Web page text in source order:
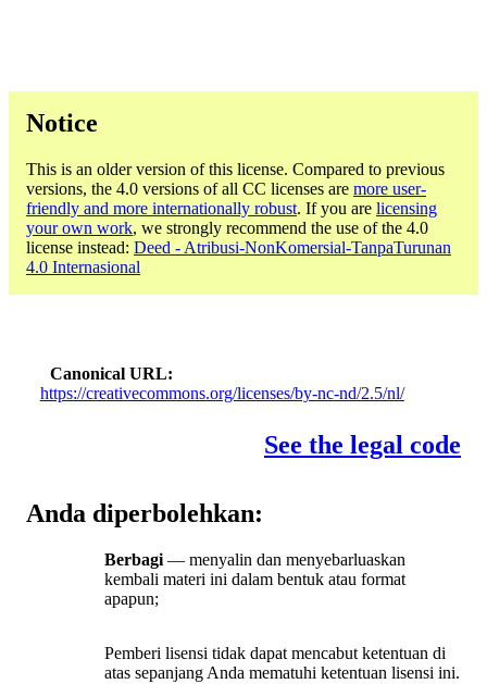
Notice
This is an older version of this license. Compared to previous
versions, the 4.0 versions of all CC licenses are more user-
friendly and more internationally robust. If you are licensing
your own work, we strongly recommend the use of the 4.0
license instead: Deed - Atribusi-NonKomersial-TanpaTurunan
4.0 Internasional
Canonical URL
https://creativecommons.org/licenses/by-nc-nd/2.5/nl/
See the legal code
Anda diperbolehkan:
Berbagi — menyalin dan menyebarluaskan
kembali materi ini dalam bentuk atau format
apapun;
Pemberi lisensi tidak dapat mencabut ketentuan di
atas sepanjang Anda mematuhi ketentuan lisensi ini.